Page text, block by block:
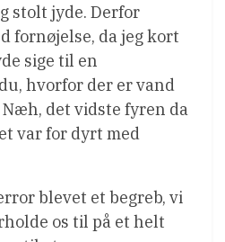
stolt jyde. Derfor
fornøjelse, da jeg kort
sige til en
hvorfor der er vand
det vidste fyren da
var for dyrt med
blevet et begreb, vi
os til på et helt